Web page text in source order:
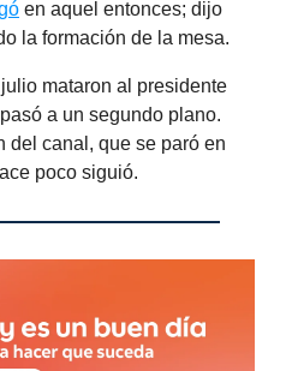
en aquel entonces; dijo
la formación de la mesa.
mataron al presidente
a un segundo plano.
del canal, que se paró en
poco siguió.